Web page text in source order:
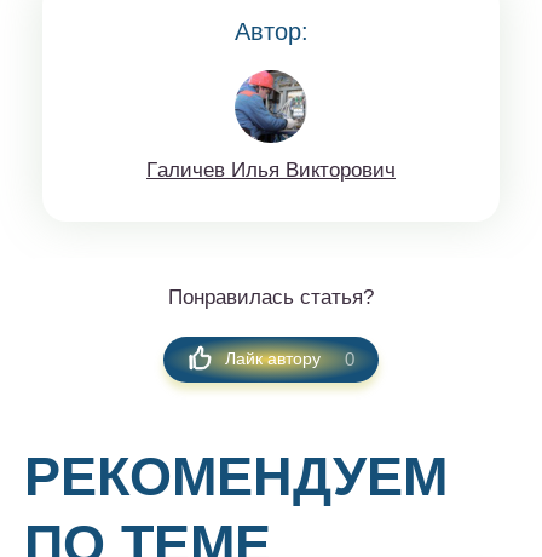
Автор:
Гaличeв Илья Виктoрoвич
Понравилась статья?
Лайк автору 0
РЕКОМЕНДУЕМ
ПО ТЕМЕ